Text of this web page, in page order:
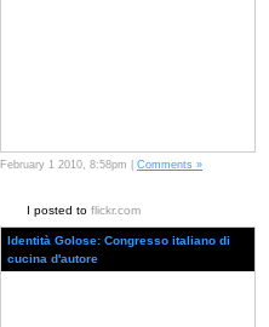
February 1 2010, 8:58pm | Comments »
I posted to flickr.com
Identità Golose: Congresso italiano di
cucina d'autore